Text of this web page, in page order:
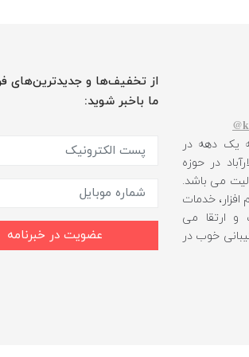
یک دهه در
در حوزه
می باشد.
افزار، خدمات
و ارتقا می
خوب در
از تخفیف‌ها و جدیدترین‌های
ما باخبر شوید:
عضویت در خبرنامه